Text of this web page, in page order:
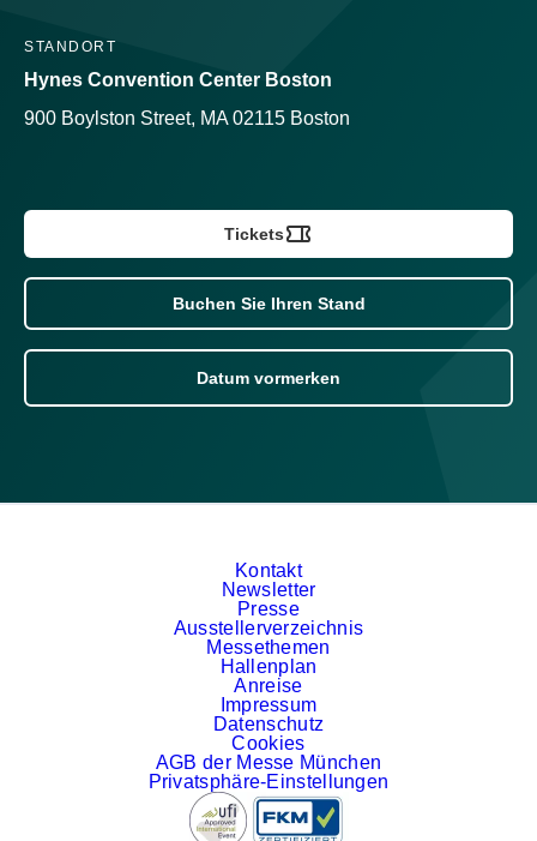
STANDORT
Hynes Convention Center Boston
900 Boylston Street, MA 02115 Boston
Tickets
Buchen Sie Ihren Stand
Datum vormerken
Kontakt
Newsletter
Presse
Ausstellerverzeichnis
Messethemen
Hallenplan
Anreise
Impressum
Datenschutz
Cookies
AGB der Messe München
Privatsphäre-Einstellungen